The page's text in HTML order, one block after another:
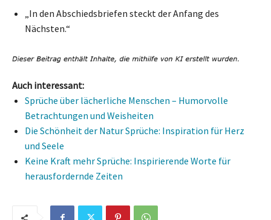
„In den Abschiedsbriefen steckt der Anfang des
Nächsten.“
Auch interessant:
Sprüche über lächerliche Menschen – Humorvolle
Betrachtungen und Weisheiten
Die Schönheit der Natur Sprüche: Inspiration für Herz
und Seele
Keine Kraft mehr Sprüche: Inspirierende Worte für
herausfordernde Zeiten